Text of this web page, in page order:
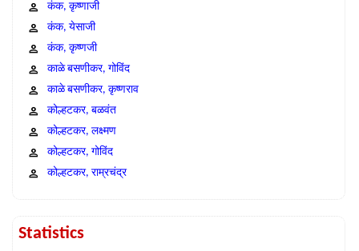
कंक, कृष्णाजी
कंक, येसाजी
कंक, कृष्णजी
काळे बसणीकर, गोविंद
काळे बसणीकर, कृष्णराव
कोल्हटकर, बळवंत
कोल्हटकर, लक्ष्मण
कोल्हटकर, गोविंद
कोल्हटकर, राम्रचंद्र
Statistics